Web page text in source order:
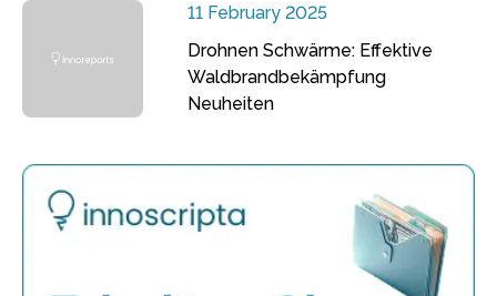
11 February 2025
Drohnen Schwärme: Effektive
Waldbrandbekämpfung
Neuheiten